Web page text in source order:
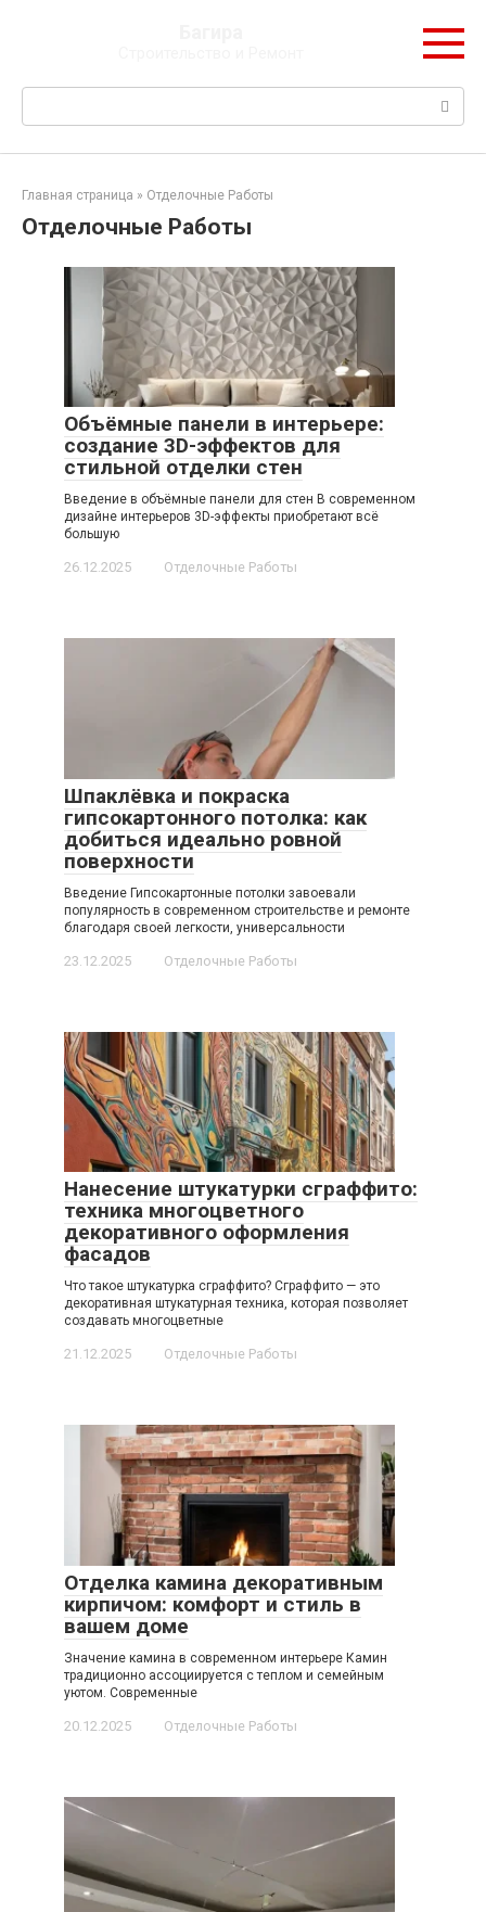
Поиск:
Главная страница » Отделочные Работы
Отделочные Работы
Объёмные панели в интерьере:
создание 3D-эффектов для
стильной отделки стен
Введение в объёмные панели для стен В современном
дизайне интерьеров 3D-эффекты приобретают всё
большую
26.12.2025 Отделочные Работы
Шпаклёвка и покраска
гипсокартонного потолка: как
добиться идеально ровной
поверхности
Введение Гипсокартонные потолки завоевали
популярность в современном строительстве и ремонте
благодаря своей легкости, универсальности
23.12.2025 Отделочные Работы
Нанесение штукатурки сграффито:
техника многоцветного
декоративного оформления
фасадов
Что такое штукатурка сграффито? Сграффито — это
декоративная штукатурная техника, которая позволяет
создавать многоцветные
21.12.2025 Отделочные Работы
Отделка камина декоративным
кирпичом: комфорт и стиль в
вашем доме
Значение камина в современном интерьере Камин
традиционно ассоциируется с теплом и семейным
уютом. Современные
20.12.2025 Отделочные Работы